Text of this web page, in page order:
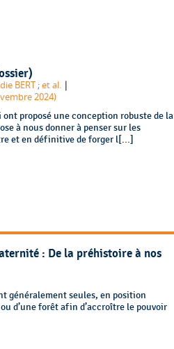
BERT ;et al. |
2024)
proposé une conception robuste de la
à nous donner à penser sur les
et en définitive de forger l[...]
: De la préhistoire à nos
généralement seules, en position
d’une forêt afin d’accroître le pouvoir